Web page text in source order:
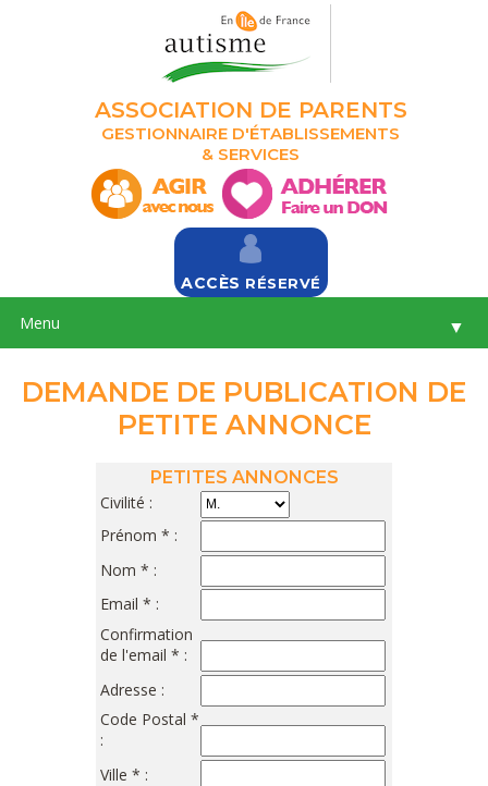
ASSOCIATION DE PARENTS
GESTIONNAIRE D'ÉTABLISSEMENTS
& SERVICES
ACCÈS RÉSERVÉ
Menu ▼
DEMANDE DE PUBLICATION DE
PETITE ANNONCE
PETITES ANNONCES
Civilité :
Prénom * :
Nom * :
Email * :
Confirmation
de l'email * :
Adresse :
Code Postal *
:
Ville * :